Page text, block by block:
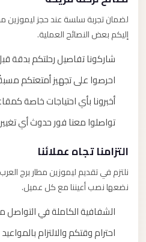
لضمان تجربة سلسة عند حجز ليموزين
إليكم بعض النصائح العملية.
شاركونا تفاصيل رحلتكم بدقة
احرصوا على تجهيز أمتعتكم
أخبرونا بأي احتياجات خاصة
تواصلوا معنا فور حدوث أي
التزامنا تجاه عملائنا
نلتزم في تقديم ليموزين مطار برج
نضعها نصب أعيننا مع كل عميل.
الشفافية الكاملة في التواصل
احترام وقتكم والالتزام